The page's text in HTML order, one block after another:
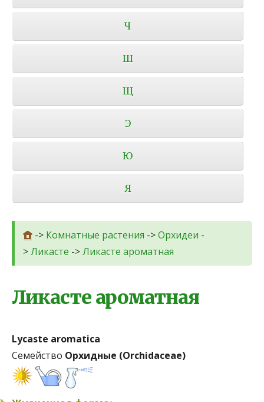
Ч
Ш
Щ
Э
Ю
Я
-> Комнатные растения ->Орхидеи -
>Ликасте ->Ликасте ароматная
Ликасте ароматная
Lycaste aromatica
Семейство Орхидные (Orchidaceae)